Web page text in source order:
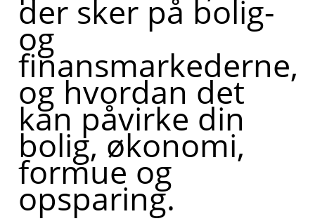
der sker på bolig-
og
finansmarkederne,
og hvordan det
kan påvirke din
bolig, økonomi,
formue og
opsparing.